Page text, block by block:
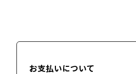
お支払いについて